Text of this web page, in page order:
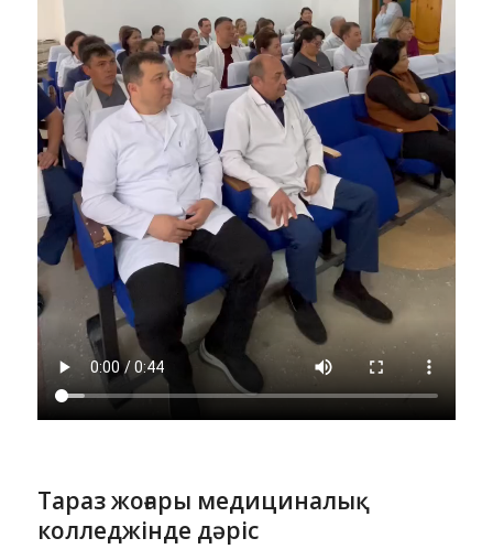
Тараз жоғары медициналық
колледжінде дәріс